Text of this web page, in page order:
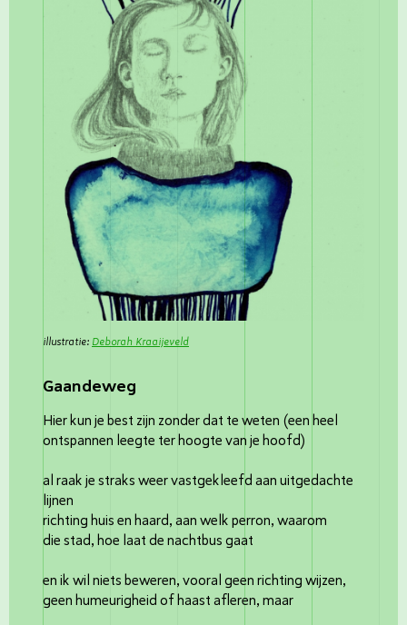
illustratie: Deborah Kraaijeveld
Gaandeweg
Hier kun je best zijn zonder dat te weten (een heel
ontspannen leegte ter hoogte van je hoofd)
al raak je straks weer vastgekleefd aan uitgedachte
lijnen
richting huis en haard, aan welk perron, waarom
die stad, hoe laat de nachtbus gaat
en ik wil niets beweren, vooral geen richting wijzen,
geen humeurigheid of haast afleren, maar